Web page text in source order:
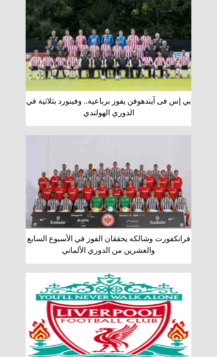
بي إس فى آيندهوفن يفوز برباعية.. وفينورد بثلاثية في
الدوري الهولندي
فرانكفورت وشالكه يحققان الفوز في الأسبوع السابع
والعشرين من الدوري الألماني